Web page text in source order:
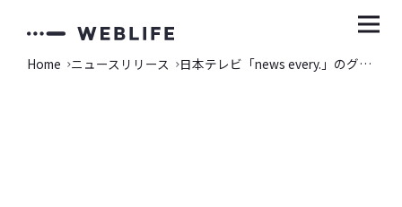
Home ニュースリリース 日本テレビ「news every.」のグランドデザイン、CGを制作